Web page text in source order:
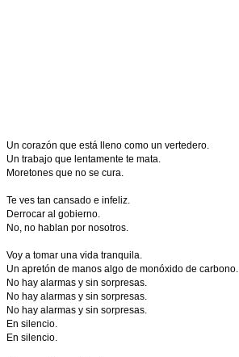
Un corazón que está lleno como un vertedero.
Un trabajo que lentamente te mata.
Moretones que no se cura.
Te ves tan cansado e infeliz.
Derrocar al gobierno.
No, no hablan por nosotros.
Voy a tomar una vida tranquila.
Un apretón de manos algo de monóxido de carbono.
No hay alarmas y sin sorpresas.
No hay alarmas y sin sorpresas.
No hay alarmas y sin sorpresas.
En silencio.
En silencio.